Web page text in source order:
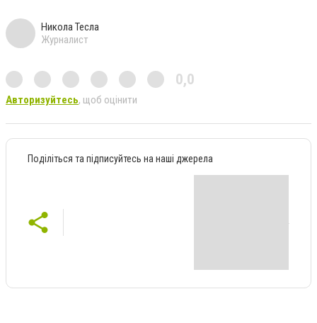
Никола Тесла
Журналист
0,0
Авторизуйтесь, щоб оцінити
Поділіться та підписуйтесь на наші джерела